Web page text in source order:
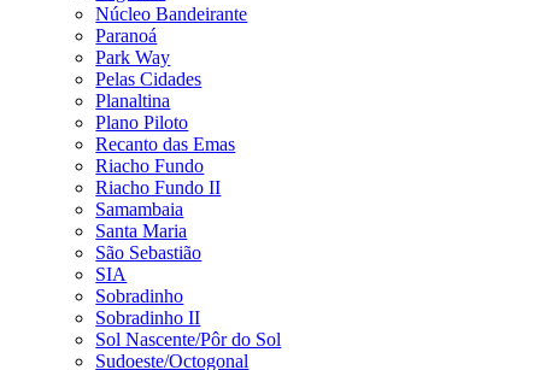
Núcleo Bandeirante
Paranoá
Park Way
Pelas Cidades
Planaltina
Plano Piloto
Recanto das Emas
Riacho Fundo
Riacho Fundo II
Samambaia
Santa Maria
São Sebastião
SIA
Sobradinho
Sobradinho II
Sol Nascente/Pôr do Sol
Sudoeste/Octogonal